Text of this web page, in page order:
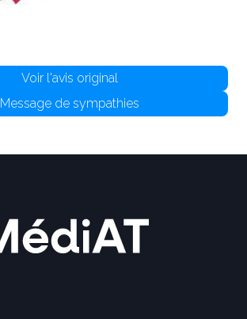
Voir l'avis original
Message de sympathies